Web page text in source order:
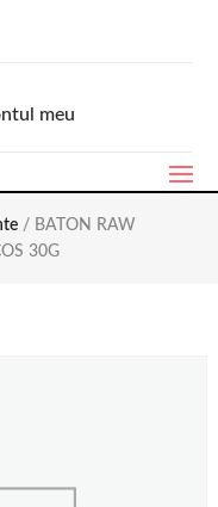
/ BATON RAW
30G